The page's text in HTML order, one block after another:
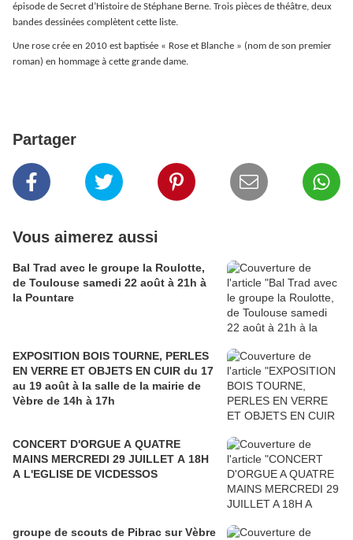
épisode de Secret d’Histoire de Stéphane Berne. Trois pièces de théâtre, deux
bandes dessinées complètent cette liste.
Une rose crée en 2010 est baptisée « Rose et Blanche » (nom de son premier
roman) en hommage à cette grande dame.
Partager
Vous aimerez aussi
Bal Trad avec le groupe la Roulotte,
de Toulouse samedi 22 août à 21h à
la Pountare
EXPOSITION BOIS TOURNE, PERLES
EN VERRE ET OBJETS EN CUIR du 17
au 19 août à la salle de la mairie de
Vèbre de 14h à 17h
CONCERT D'ORGUE A QUATRE
MAINS MERCREDI 29 JUILLET A 18H
A L'EGLISE DE VICDESSOS
groupe de scouts de Pibrac sur Vèbre